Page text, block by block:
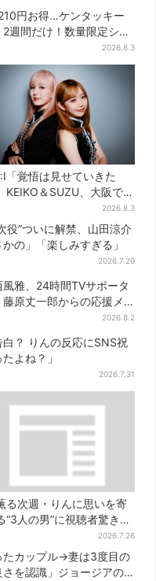
円お得…ケンタッキー
週間だけ！数量限定シー
2026.8.3
「覚悟は見せていきた
KEIKO＆SUZU、大阪で語
日プ女子”からの3年間
7人で目指す夢
2026.8.3
役”ついに解禁、山田涼介
の」「楽しみすぎる」
2026.7.20
雅、24時間TVサポータ
原丈一郎からの応援メ
2026.8.2
？ りんの反応にSNS祝
よね？」
2026.7.31
る次週・りんに思いを寄
“3人の男”に視聴者驚き
んな出ますやん！」2026.7.26
たカップル→妻は3度目の
を認識」ジョージアの